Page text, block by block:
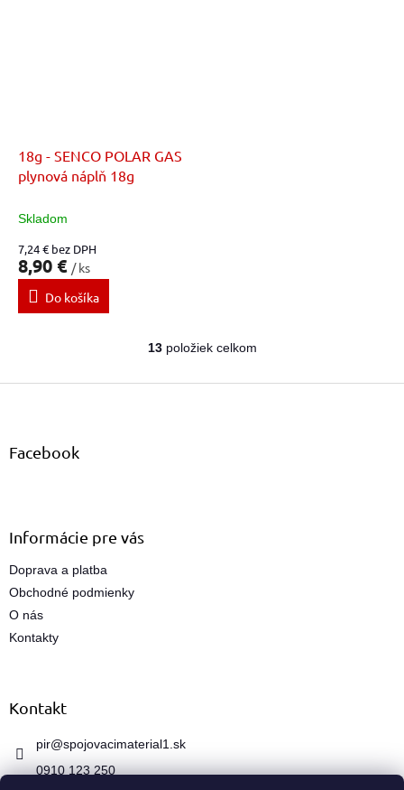
18g - SENCO POLAR GAS
plynová náplň 18g
Skladom
7,24 € bez DPH
8,90 € / ks
Do košíka
O
l
13položiek celkom
Z
Facebook
Informácie pre vás
Doprava a platba
Obchodné podmienky
O nás
Kontakty
Kontakt
pir@spojovacimaterial1.sk
0910 123 250